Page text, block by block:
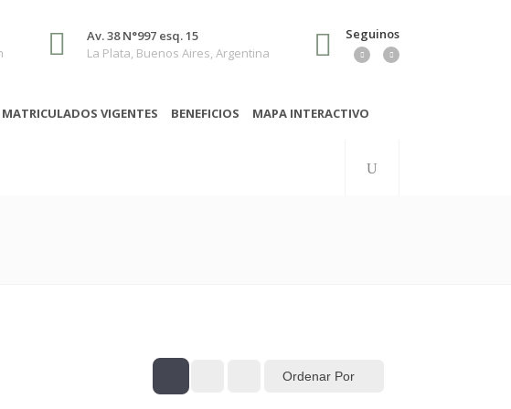
Av. 38 N°997 esq. 15
La Plata, Buenos Aires, Argentina
Seguinos
MATRICULADOS VIGENTES BENEFICIOS MAPA INTERACTIVO
Ordenar Por